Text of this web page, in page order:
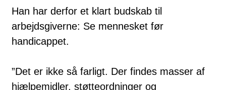
Han har derfor et klart budskab til
arbejdsgiverne: Se mennesket før
handicappet.
”Det er ikke så farligt. Der findes masser af
hjælpemidler, støtteordninger og